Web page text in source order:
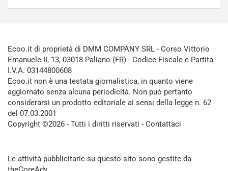
Ecoo.it di proprietà di DMM COMPANY SRL - Corso Vittorio
Emanuele II, 13, 03018 Paliano (FR) - Codice Fiscale e Partita
I.V.A. 03144800608
Ecoo.it non è una testata giornalistica, in quanto viene
aggiornato senza alcuna periodicità. Non può pertanto
considerarsi un prodotto editoriale ai sensi della legge n. 62
del 07.03.2001
Copyright ©2026 - Tutti i diritti riservati - Contattaci
Le attività pubblicitarie su questo sito sono gestite da